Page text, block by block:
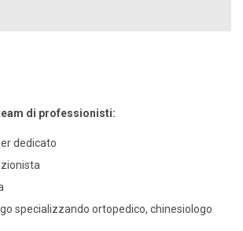
di professionisti:
dedicato
specializzando ortopedico, chinesiologo